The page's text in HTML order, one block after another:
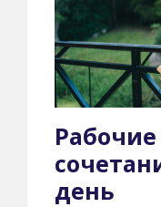
день